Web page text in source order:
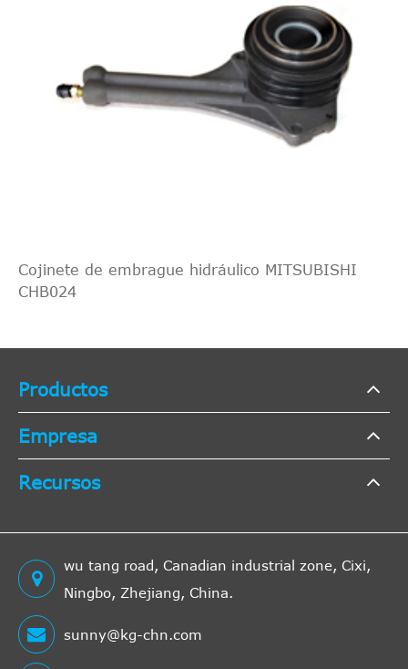
Cojinete de embrague hidráulico MITSUBISHI
CHB024
Productos
Empresa
Recursos
wu tang road, Canadian industrial zone, Cixi,
Ningbo, Zhejiang, China.
sunny@kg-chn.com